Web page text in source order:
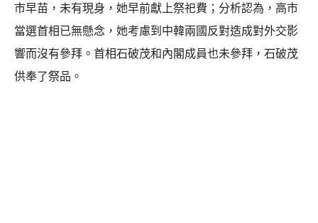
市早苗，未有現身，她早前獻上祭祀費；分析認為，高市
當選首相已無懸念，她考慮到中韓兩國反對造成對外交影
響而沒有參拜。首相石破茂和內閣成員也未參拜，石破茂
供奉了祭品。